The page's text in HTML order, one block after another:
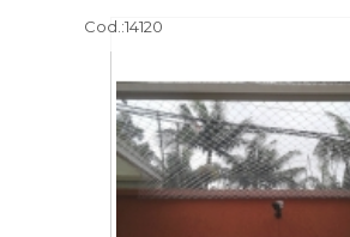
Cod.:14120